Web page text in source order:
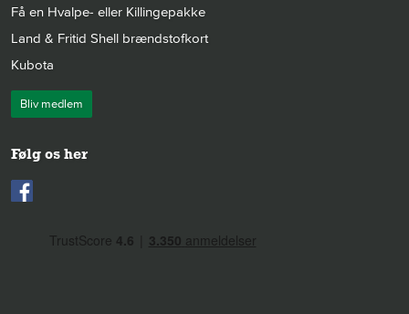
Få en Hvalpe- eller Killingepakke
Land & Fritid Shell brændstofkort
Kubota
Bliv medlem
Følg os her